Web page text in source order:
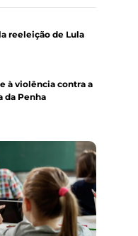
reeleição de Lula
à violência contra a
da Penha